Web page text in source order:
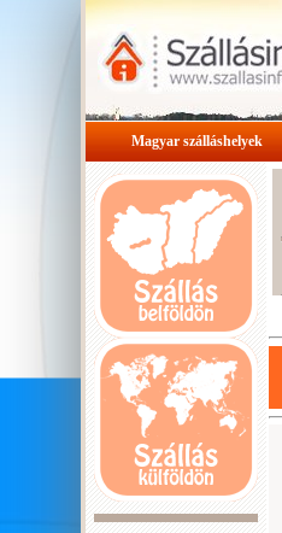
Magyar szálláshelyek